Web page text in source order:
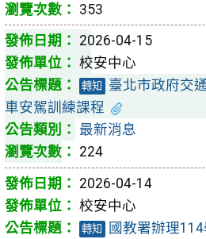
353
2026-04-15
校安中心
轉知
臺北市政府交
車安駕訓練課程
最新消息
224
2026-04-14
校安中心
轉知 國教署辦理